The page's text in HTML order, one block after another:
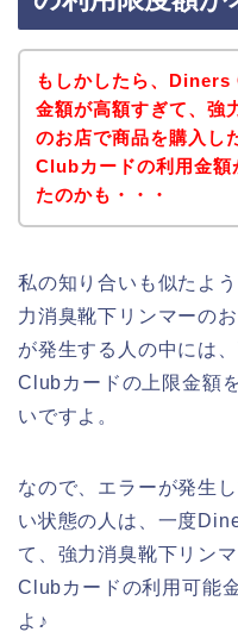
もしかしたら、Diners
金額が高額すぎて、強
のお店で商品を購入し
Clubカードの利用金額
たのかも・・・
私の知り合いも似たよ
力消臭靴下リンマーの
が発生する人の中には
Clubカードの上限金額
いですよ。
なので、エラーが発生
い状態の人は、一度
て、強力消臭靴下リン
Clubカードの利用可能
よ♪